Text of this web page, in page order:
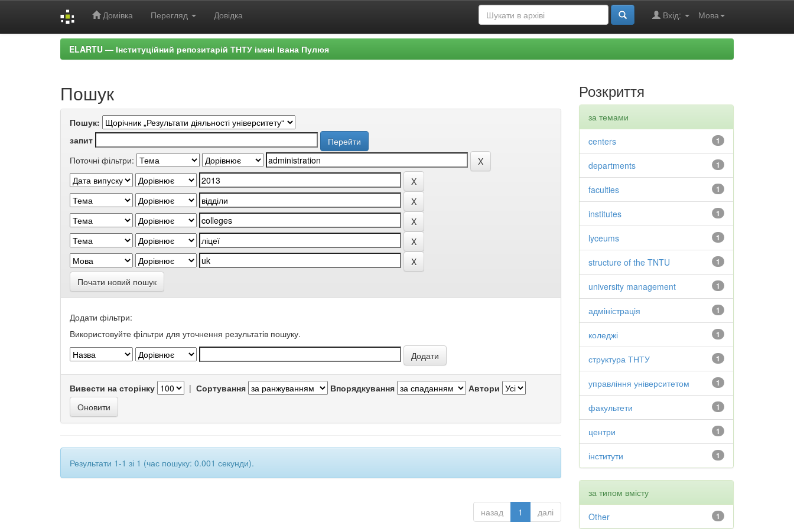
Домівка Перегляд Довідка Мова
Вхід:
ELARTU — Інституційний репозитарій ТНТУ імені Івана Пулюя
Пошук
Пошук:
запит
Поточні фільтри:
Почати новий пошук
Додати фільтри:
Використовуйте фільтри для уточнення результатів пошуку.
Вивести на сторінку | Сортування Впорядкування Автори
Результати 1-1 зі 1 (час пошуку: 0.001 секунди).
назад 1 далі
Розкриття
за темами
1
centers
1
departments
1
faculties
1
institutes
1
lyceums
1
structure of the TNTU
1
university management
1
адміністрація
1
коледжі
1
структура ТНТУ
1
управління університетом
1
факультети
1
центри
1
інститути
за типом вмісту
1
Other